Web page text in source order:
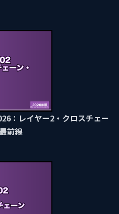
：レイヤー2・クロスチェー
前線